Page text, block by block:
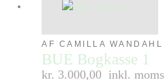
AF CAMILLA WANDAHL
BUE Bogkasse 1
kr. 3.000,00 inkl. moms